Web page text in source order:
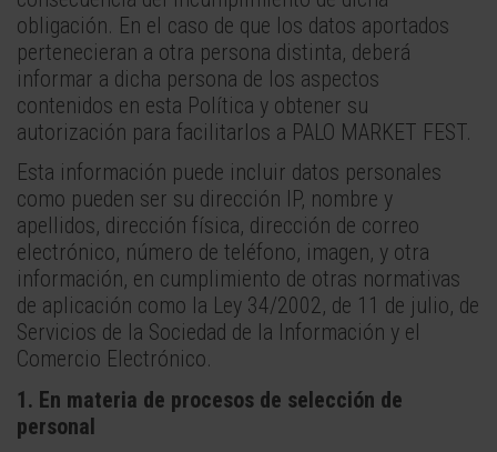
obligación. En el caso de que los datos aportados
pertenecieran a otra persona distinta, deberá
informar a dicha persona de los aspectos
contenidos en esta Política y obtener su
autorización para facilitarlos a PALO MARKET FEST.
Esta información puede incluir datos personales
como pueden ser su dirección IP, nombre y
apellidos, dirección física, dirección de correo
electrónico, número de teléfono, imagen, y otra
información, en cumplimiento de otras normativas
de aplicación como la Ley 34/2002, de 11 de julio, de
Servicios de la Sociedad de la Información y el
Comercio Electrónico.
1. En materia de procesos de selección de
personal